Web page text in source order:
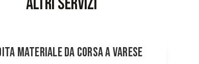
Materiale da Corsa a Varese